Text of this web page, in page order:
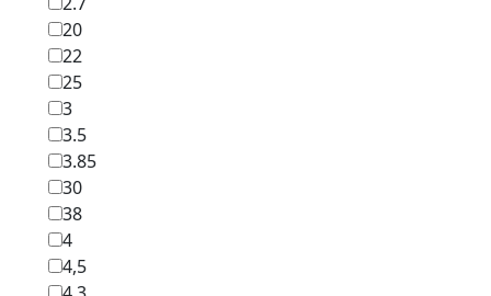
20
22
25
3
3.5
3.85
30
38
4
4,5